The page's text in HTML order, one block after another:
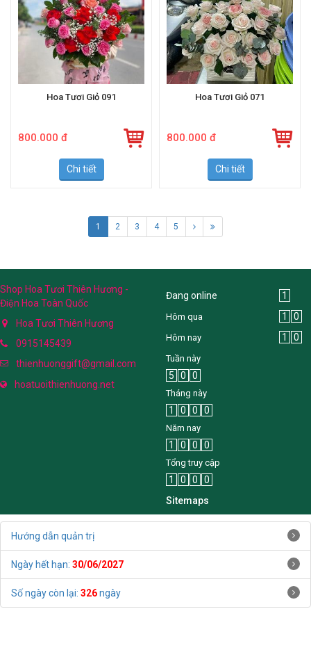
Chi tiết Chi tiết
2 3 4 5
Shop Hoa Tươi Thiên Hương -
Điện Hoa Toàn Quốc
Hoa Tươi Thiên Hương
thienhuonggift@gmail.com
hoatuoithienhuong.net
Đang online 1
Hôm qua 1 0
Hôm nay 1 0
Tuần này
5 0 0
Tháng này
1 0 0 0
Năm nay
1 0 0 0
Tổng truy cập
1 0 0 0
Sitemaps
Hướng dẫn quản trị
Ngày hết hạn:
Số ngày còn lại: ngày